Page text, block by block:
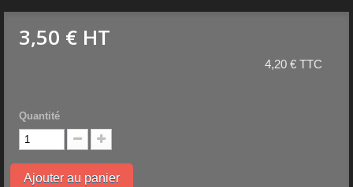
3,50 € HT
4,20 € TTC
Quantité
Ajouter au panier